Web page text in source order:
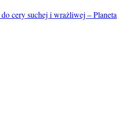
cery suchej i wrażliwej – Planeta